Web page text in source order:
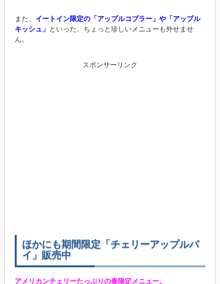
また、 イートイン限定の「アップルコブラー」や「アップル
キッシュ」 といった、ちょっと珍しいメニューも外せませ
ん。
スポンサーリンク
ほかにも期間限定「チェリーアップルパ
イ」販売中
アメリカンチェリーたっぷりの春限定メニュー。